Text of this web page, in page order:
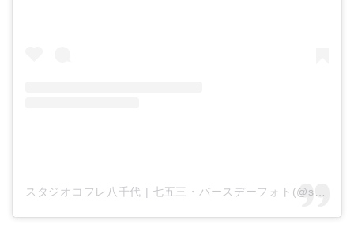
スタジオコフレ八千代 | 七五三・バースデーフォト(@studiocoffret_yachiyo)がシェアした投稿